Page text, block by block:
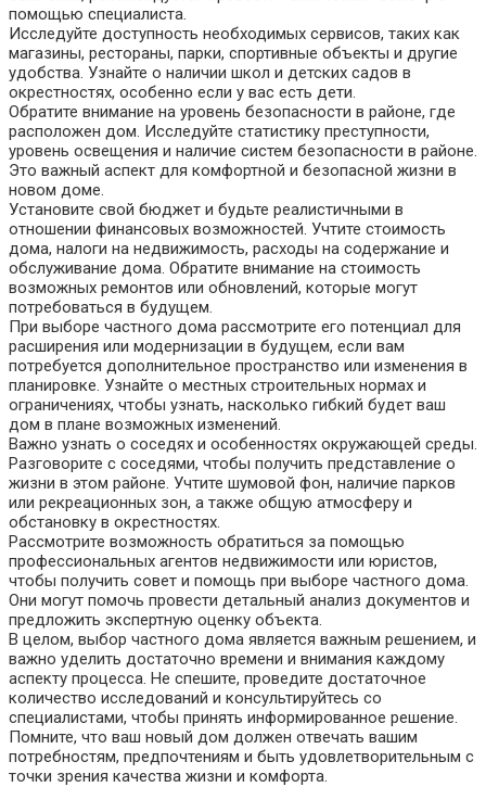
помощью специалиста.
Исследуйте доступность необходимых сервисов, таких как
магазины, рестораны, парки, спортивные объекты и другие
удобства. Узнайте о наличии школ и детских садов в
окрестностях, особенно если у вас есть дети.
Обратите внимание на уровень безопасности в районе, где
расположен дом. Исследуйте статистику преступности,
уровень освещения и наличие систем безопасности в районе.
Это важный аспект для комфортной и безопасной жизни в
новом доме.
Установите свой бюджет и будьте реалистичными в
отношении финансовых возможностей. Учтите стоимость
дома, налоги на недвижимость, расходы на содержание и
обслуживание дома. Обратите внимание на стоимость
возможных ремонтов или обновлений, которые могут
потребоваться в будущем.
При выборе частного дома рассмотрите его потенциал для
расширения или модернизации в будущем, если вам
потребуется дополнительное пространство или изменения в
планировке. Узнайте о местных строительных нормах и
ограничениях, чтобы узнать, насколько гибкий будет ваш
дом в плане возможных изменений.
Важно узнать о соседях и особенностях окружающей среды.
Разговорите с соседями, чтобы получить представление о
жизни в этом районе. Учтите шумовой фон, наличие парков
или рекреационных зон, а также общую атмосферу и
обстановку в окрестностях.
Рассмотрите возможность обратиться за помощью
профессиональных агентов недвижимости или юристов,
чтобы получить совет и помощь при выборе частного дома.
Они могут помочь провести детальный анализ документов и
предложить экспертную оценку объекта.
В целом, выбор частного дома является важным решением, и
важно уделить достаточно времени и внимания каждому
аспекту процесса. Не спешите, проведите достаточное
количество исследований и консультируйтесь со
специалистами, чтобы принять информированное решение.
Помните, что ваш новый дом должен отвечать вашим
потребностям, предпочтениям и быть удовлетворительным с
точки зрения качества жизни и комфорта.